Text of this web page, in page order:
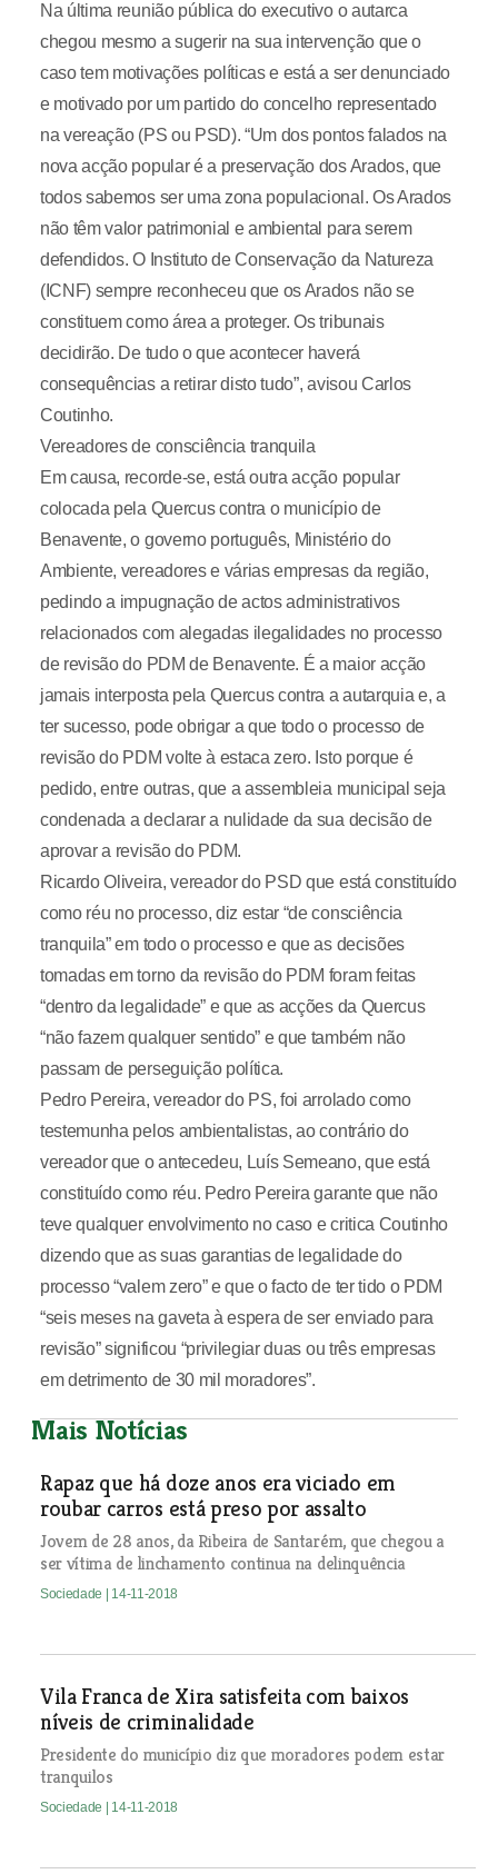
Na última reunião pública do executivo o autarca
chegou mesmo a sugerir na sua intervenção que o
caso tem motivações políticas e está a ser denunciado
e motivado por um partido do concelho representado
na vereação (PS ou PSD). “Um dos pontos falados na
nova acção popular é a preservação dos Arados, que
todos sabemos ser uma zona populacional. Os Arados
não têm valor patrimonial e ambiental para serem
defendidos. O Instituto de Conservação da Natureza
(ICNF) sempre reconheceu que os Arados não se
constituem como área a proteger. Os tribunais
decidirão. De tudo o que acontecer haverá
consequências a retirar disto tudo”, avisou Carlos
Coutinho.
Vereadores de consciência tranquila
Em causa, recorde-se, está outra acção popular
colocada pela Quercus contra o município de
Benavente, o governo português, Ministério do
Ambiente, vereadores e várias empresas da região,
pedindo a impugnação de actos administrativos
relacionados com alegadas ilegalidades no processo
de revisão do PDM de Benavente. É a maior acção
jamais interposta pela Quercus contra a autarquia e, a
ter sucesso, pode obrigar a que todo o processo de
revisão do PDM volte à estaca zero. Isto porque é
pedido, entre outras, que a assembleia municipal seja
condenada a declarar a nulidade da sua decisão de
aprovar a revisão do PDM.
Ricardo Oliveira, vereador do PSD que está constituído
como réu no processo, diz estar “de consciência
tranquila” em todo o processo e que as decisões
tomadas em torno da revisão do PDM foram feitas
“dentro da legalidade” e que as acções da Quercus
“não fazem qualquer sentido” e que também não
passam de perseguição política.
Pedro Pereira, vereador do PS, foi arrolado como
testemunha pelos ambientalistas, ao contrário do
vereador que o antecedeu, Luís Semeano, que está
constituído como réu. Pedro Pereira garante que não
teve qualquer envolvimento no caso e critica Coutinho
dizendo que as suas garantias de legalidade do
processo “valem zero” e que o facto de ter tido o PDM
“seis meses na gaveta à espera de ser enviado para
revisão” significou “privilegiar duas ou três empresas
em detrimento de 30 mil moradores”.
Mais Notícias
Rapaz que há doze anos era viciado em
roubar carros está preso por assalto
Jovem de 28 anos, da Ribeira de Santarém, que chegou a
ser vítima de linchamento continua na delinquência
Sociedade | 14-11-2018
Vila Franca de Xira satisfeita com baixos
níveis de criminalidade
Presidente do município diz que moradores podem estar
tranquilos
Sociedade | 14-11-2018